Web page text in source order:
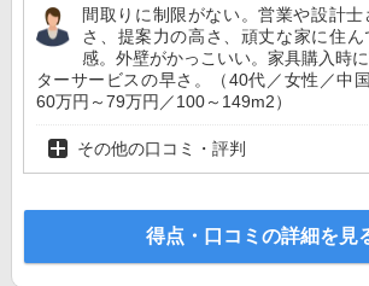
間取りに制限がない。営業や設計
さ、提案力の高さ、頑丈な家に住
感。外壁がかっこいい。家具購入時
ターサービスの早さ。（40代／女性／中
60万円～79万円／100～149m2）
その他の口コミ・評判
得点・口コミの詳細を見